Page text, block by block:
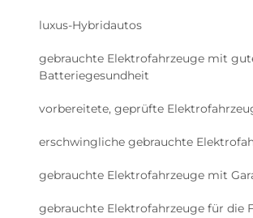
luxus-Hybridautos
gebrauchte Elektrofahrzeuge mit
Batteriegesundheit
vorbereitete, geprüfte
erschwingliche gebrauchte
gebrauchte Elektrofahrzeuge mit
gebrauchte Elektrofahrzeuge für die